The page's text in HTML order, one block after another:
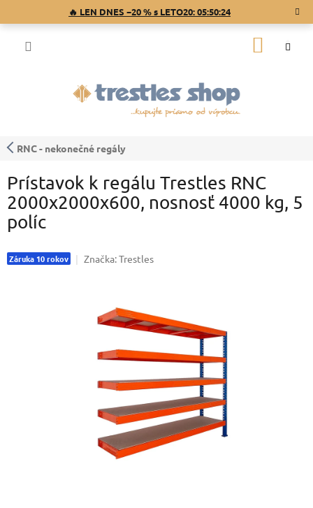
🔥 LEN DNES −20 % s LETO20:05:50:23
RNC - nekonečné regály
Prístavok k regálu Trestles RNC
2000x2000x600, nosnosť 4000 kg, 5
políc
Záruka 10 rokov Značka:Trestles